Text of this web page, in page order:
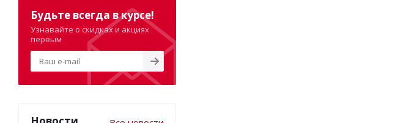
Будьте всегда в курсе!
Узнавайте о скидках и акциях
первым